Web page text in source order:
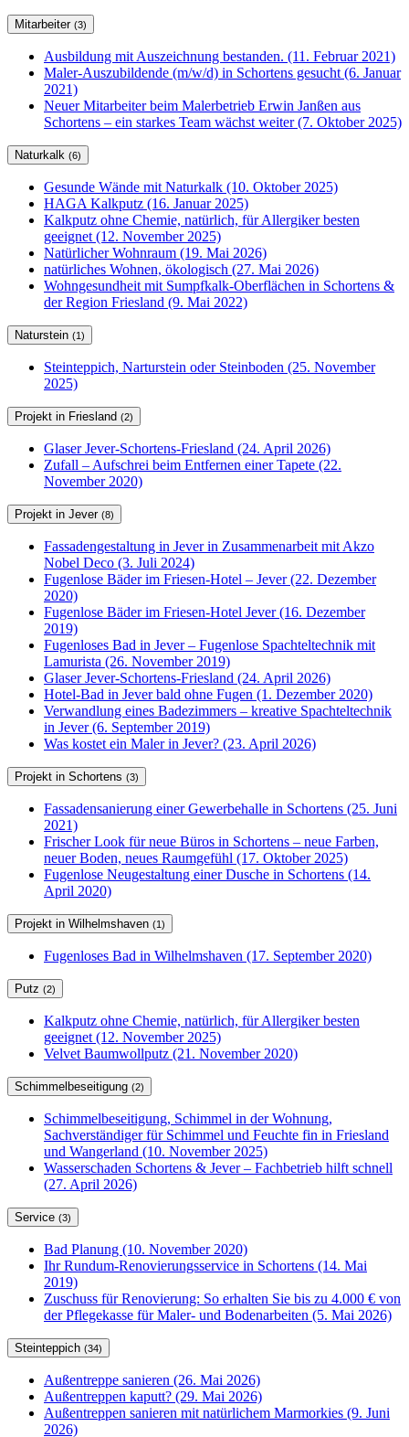
Mitarbeiter (3)
Ausbildung mit Auszeichnung bestanden. (11. Februar 2021)
Maler-Auszubildende (m/w/d) in Schortens gesucht (6. Januar
2021)
Neuer Mitarbeiter beim Malerbetrieb Erwin Janßen aus
Schortens – ein starkes Team wächst weiter (7. Oktober 2025)
Naturkalk (6)
Gesunde Wände mit Naturkalk (10. Oktober 2025)
HAGA Kalkputz (16. Januar 2025)
Kalkputz ohne Chemie, natürlich, für Allergiker besten
geeignet (12. November 2025)
Natürlicher Wohnraum (19. Mai 2026)
natürliches Wohnen, ökologisch (27. Mai 2026)
Wohngesundheit mit Sumpfkalk-Oberflächen in Schortens &
der Region Friesland (9. Mai 2022)
Naturstein (1)
Steinteppich, Narturstein oder Steinboden (25. November
2025)
Projekt in Friesland (2)
Glaser Jever-Schortens-Friesland (24. April 2026)
Zufall – Aufschrei beim Entfernen einer Tapete (22.
November 2020)
Projekt in Jever (8)
Fassadengestaltung in Jever in Zusammenarbeit mit Akzo
Nobel Deco (3. Juli 2024)
Fugenlose Bäder im Friesen-Hotel – Jever (22. Dezember
2020)
Fugenlose Bäder im Friesen-Hotel Jever (16. Dezember
2019)
Fugenloses Bad in Jever – Fugenlose Spachteltechnik mit
Lamurista (26. November 2019)
Glaser Jever-Schortens-Friesland (24. April 2026)
Hotel-Bad in Jever bald ohne Fugen (1. Dezember 2020)
Verwandlung eines Badezimmers – kreative Spachteltechnik
in Jever (6. September 2019)
Was kostet ein Maler in Jever? (23. April 2026)
Projekt in Schortens (3)
Fassadensanierung einer Gewerbehalle in Schortens (25. Juni
2021)
Frischer Look für neue Büros in Schortens – neue Farben,
neuer Boden, neues Raumgefühl (17. Oktober 2025)
Fugenlose Neugestaltung einer Dusche in Schortens (14.
April 2020)
Projekt in Wilhelmshaven (1)
Fugenloses Bad in Wilhelmshaven (17. September 2020)
Putz (2)
Kalkputz ohne Chemie, natürlich, für Allergiker besten
geeignet (12. November 2025)
Velvet Baumwollputz (21. November 2020)
Schimmelbeseitigung (2)
Schimmelbeseitigung, Schimmel in der Wohnung,
Sachverständiger für Schimmel und Feuchte fin in Friesland
und Wangerland (10. November 2025)
Wasserschaden Schortens & Jever – Fachbetrieb hilft schnell
(27. April 2026)
Service (3)
Bad Planung (10. November 2020)
Ihr Rundum-Renovierungsservice in Schortens (14. Mai
2019)
Zuschuss für Renovierung: So erhalten Sie bis zu 4.000 € von
der Pflegekasse für Maler- und Bodenarbeiten (5. Mai 2026)
Steinteppich (34)
Außentreppe sanieren (26. Mai 2026)
Außentreppen kaputt? (29. Mai 2026)
Außentreppen sanieren mit natürlichem Marmorkies (9. Juni
2026)